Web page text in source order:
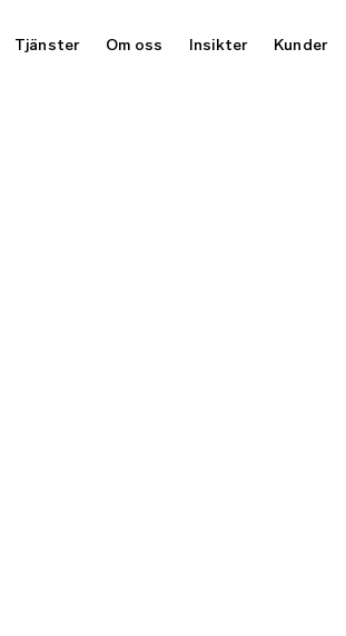
Tjänster Om oss Insikter Kunder